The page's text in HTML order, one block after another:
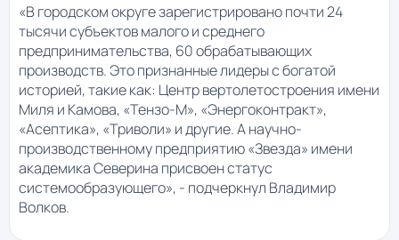
«В городском округе зарегистрировано почти 24
тысячи субъектов малого и среднего
предпринимательства, 60 обрабатывающих
производств. Это признанные лидеры с богатой
историей, такие как: Центр вертолетостроения имени
Миля и Камова, «Тензо-М», «Энергоконтракт»,
«Асептика», «Триволи» и другие. А научно-
производственному предприятию «Звезда» имени
академика Северина присвоен статус
системообразующего», - подчеркнул Владимир
Волков.